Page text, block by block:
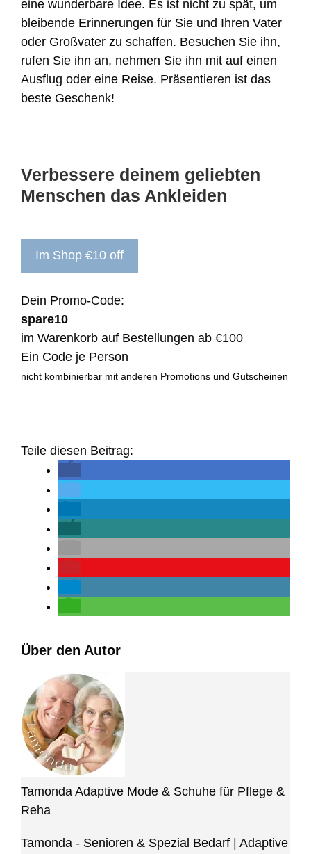
eine wunderbare Idee. Es ist nicht zu spät, um
bleibende Erinnerungen für Sie und Ihren Vater
oder Großvater zu schaffen. Besuchen Sie ihn,
rufen Sie ihn an, nehmen Sie ihn mit auf einen
Ausflug oder eine Reise. Präsentieren ist das
beste Geschenk!
Verbessere deinem geliebten
Menschen das Ankleiden
Im Shop €10 off
Dein Promo-Code:
spare10
im Warenkorb auf Bestellungen ab €100
Ein Code je Person
nicht kombinierbar mit anderen Promotions und Gutscheinen
Teile diesen Beitrag:
Über den Autor
Tamonda Adaptive Mode & Schuhe für Pflege &
Reha
Tamonda - Senioren & Spezial Bedarf | Adaptive